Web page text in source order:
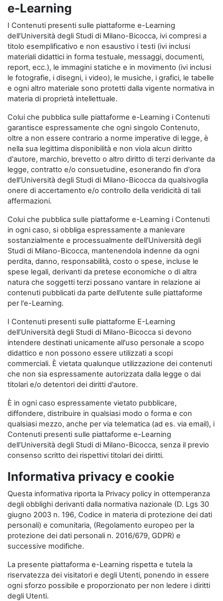
e-Learning
I Contenuti presenti sulle piattaforme e-Learning
dell’Università degli Studi di Milano-Bicocca, ivi compresi a
titolo esemplificativo e non esaustivo i testi (ivi inclusi
materiali didattici in forma testuale, messaggi, documenti,
report, ecc.), le immagini statiche e in movimento (ivi inclusi
le fotografie, i disegni, i video), le musiche, i grafici, le tabelle
e ogni altro materiale sono protetti dalla vigente normativa in
materia di proprietà intellettuale.
Colui che pubblica sulle piattaforme e-Learning i Contenuti
garantisce espressamente che ogni singolo Contenuto,
oltre a non essere contrario a norme imperative di legge, è
nella sua legittima disponibilità e non viola alcun diritto
d'autore, marchio, brevetto o altro diritto di terzi derivante da
legge, contratto e/o consuetudine, esonerando fin d'ora
dell’Università degli Studi di Milano-Bicocca da qualsivoglia
onere di accertamento e/o controllo della veridicità di tali
affermazioni.
Colui che pubblica sulle piattaforme e-Learning i Contenuti
in ogni caso, si obbliga espressamente a manlevare
sostanzialmente e processualmente dell’Università degli
Studi di Milano-Bicocca, mantenendola indenne da ogni
perdita, danno, responsabilità, costo o spese, incluse le
spese legali, derivanti da pretese economiche o di altra
natura che soggetti terzi possano vantare in relazione ai
contenuti pubblicati da parte dell’utente sulle piattaforme
per l'e-Learning.
I Contenuti presenti sulle piattaforme E-Learning
dell’Università degli Studi di Milano-Bicocca si devono
intendere destinati unicamente all'uso personale a scopo
didattico e non possono essere utilizzati a scopi
commerciali. È vietata qualunque utilizzazione dei contenuti
che non sia espressamente autorizzata dalla legge o dai
titolari e/o detentori dei diritti d'autore.
È in ogni caso espressamente vietato pubblicare,
diffondere, distribuire in qualsiasi modo o forma e con
qualsiasi mezzo, anche per via telematica (ad es. via email), i
Contenuti presenti sulle piattaforme e-Learning
dell’Università degli Studi di Milano-Bicocca, senza il previo
consenso scritto dei rispettivi titolari dei diritti.
Informativa privacy e cookie
Questa informativa riporta la Privacy policy in ottemperanza
degli obblighi derivanti dalla normativa nazionale (D. Lgs 30
giugno 2003 n. 196, Codice in materia di protezione dei dati
personali) e comunitaria, (Regolamento europeo per la
protezione dei dati personali n. 2016/679, GDPR) e
successive modifiche.
La presente piattaforma e-Learning rispetta e tutela la
riservatezza dei visitatori e degli Utenti, ponendo in essere
ogni sforzo possibile e proporzionato per non ledere i diritti
degli Utenti.